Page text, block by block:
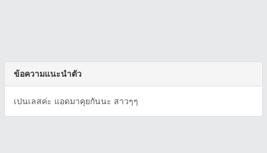
ข้อความแนะนำตัว
เปนเลสค่ะ แอดมาคุยกันนะ สาวๆๆ